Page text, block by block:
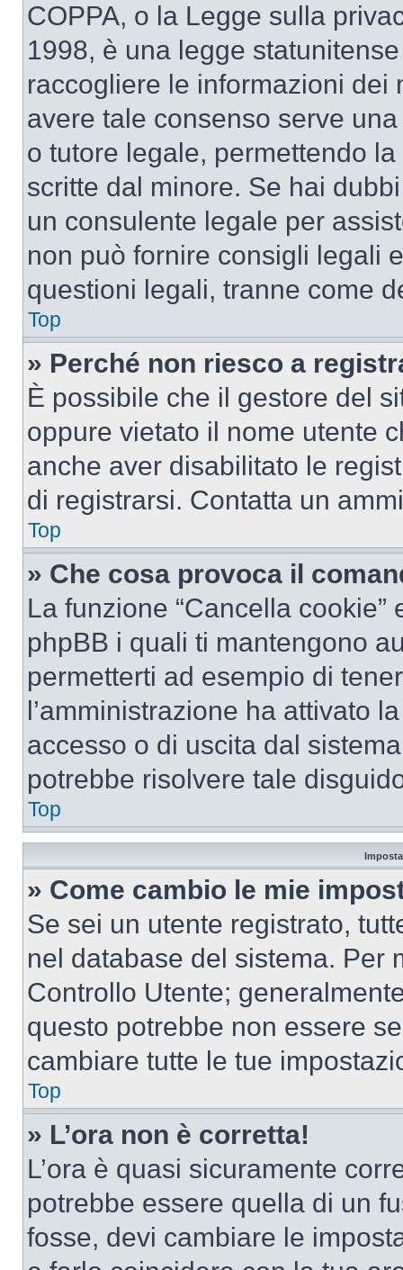
COPPA, o la Legge sulla
1998, è una legge
raccogliere le informazioni dei
avere tale consenso serve
o tutore legale, permettendo
scritte dal minore. Se hai
un consulente legale per
non può fornire consigli legali
questioni legali, tranne come
Top
» Perché non riesco a
È possibile che il gestore del
oppure vietato il nome utente
anche aver disabilitato le
di registrarsi. Contatta un
Top
» Che cosa provoca il
La funzione “Cancella
phpBB i quali ti mantengono
permetterti ad esempio di
l’amministrazione ha attivato
accesso o di uscita dal
potrebbe risolvere tale
Top
» Come cambio le mie
Se sei un utente registrato,
nel database del sistema. Per
Controllo Utente;
questo potrebbe non essere
cambiare tutte le tue
Top
» L’ora non è corretta!
L’ora è quasi sicuramente
potrebbe essere quella di un
fosse, devi cambiare le